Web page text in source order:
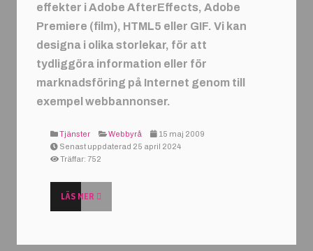
effekter i Adobe AfterEffects, Adobe
Premiere (film), HTML5 eller GIF. Vi kan
designa i olika storlekar, för att
tydliggöra information eller för
marknadsföring på Internet genom till
exempel webbannonser.
Tjänster Webbyrå
15 maj 2009
Senast uppdaterad 25 april 2024
Träffar: 752
LÄS MER